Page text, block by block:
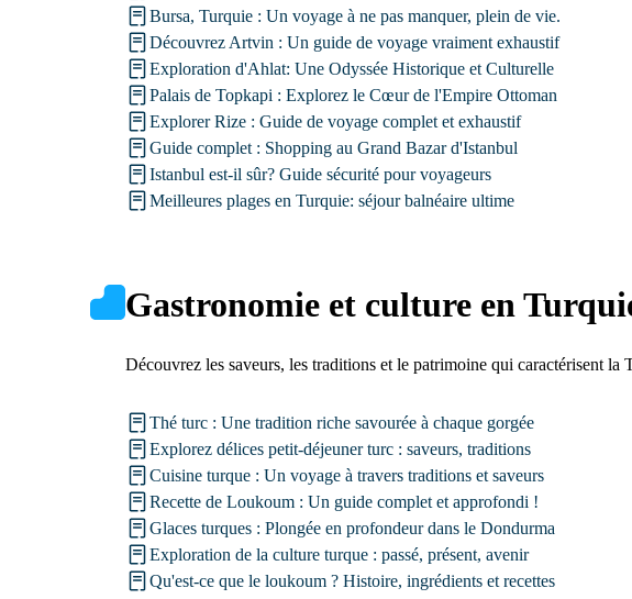
Bursa, Turquie : Un voyage à ne pas manquer, plein de vie.
Découvrez Artvin : Un guide de voyage vraiment exhaustif
Exploration d'Ahlat: Une Odyssée Historique et Culturelle
Palais de Topkapi : Explorez le Cœur de l'Empire Ottoman
Explorer Rize : Guide de voyage complet et exhaustif
Guide complet : Shopping au Grand Bazar d'Istanbul
Istanbul est-il sûr? Guide sécurité pour voyageurs
Meilleures plages en Turquie: séjour balnéaire ultime
Gastronomie et culture en
Découvrez les saveurs, les traditions et le patrimoine qui caractérisent la
Thé turc : Une tradition riche savourée à chaque gorgée
Explorez délices petit-déjeuner turc : saveurs, traditions
Cuisine turque : Un voyage à travers traditions et saveurs
Recette de Loukoum : Un guide complet et approfondi !
Glaces turques : Plongée en profondeur dans le Dondurma
Exploration de la culture turque : passé, présent, avenir
Qu'est-ce que le loukoum ? Histoire, ingrédients et recettes